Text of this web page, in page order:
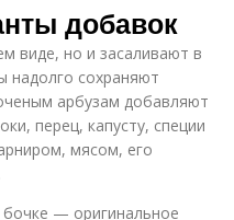
добавок
виде, но и засаливают в
надолго сохраняют
арбузам добавляют
перец, капусту, специи
мясом, его
бочке — оригинальное